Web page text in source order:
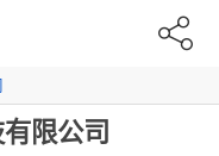
限公司